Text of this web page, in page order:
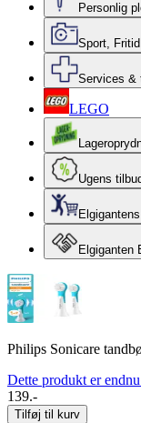
Personlig
Sport,
Services &
LEGO
Ugens
Elgiganten
Philips Sonicare
Dette produkt er
139.-
Tilføj til kurv